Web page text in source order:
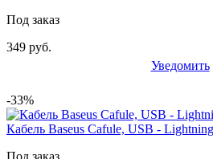
Под заказ
349 руб.
Уведомить
-33%
Кабель Baseus Cafule, USB -
Под заказ